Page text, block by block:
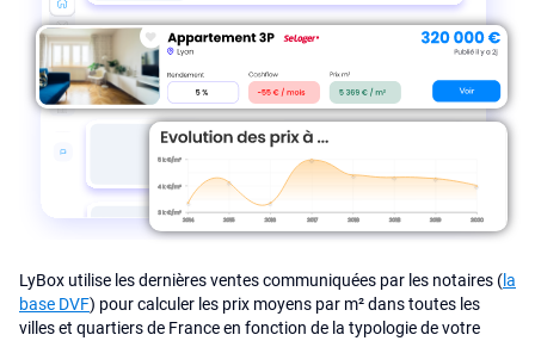
LyBox utilise les dernières ventes communiquées par les notaires (la
base DVF) pour calculer les prix moyens par m² dans toutes les
villes et quartiers de France en fonction de la typologie de votre